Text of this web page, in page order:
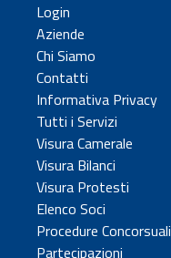
Login
Aziende
Chi Siamo
Contatti
Informativa Privacy
Tutti i Servizi
Visura Camerale
Visura Bilanci
Visura Protesti
Elenco Soci
Procedure Concorsuali
Partecipazioni